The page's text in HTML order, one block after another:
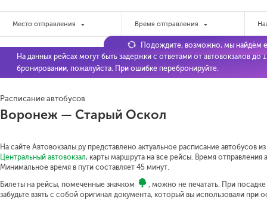
Место отправления Время отправления
На данных рейсах могут быть задержки с ответами от автовокзалов до
бронировании, пожалуйста. При ошибке перебронируйте.
Расписание автобусов
Воронеж — Старый Оскол
На сайте Автовокзалы.ру представлено актуальное расписание автобусов
Центральный автовокзал, карты маршрута на все рейсы. Время отправления
Минимальное время в пути составляет 45 минут.
Билеты на рейсы, помеченные значком
, можно не печатать. При
забудьте взять с собой оригинал документа, который вы использовали при
Подождите, возможно, мы найдём